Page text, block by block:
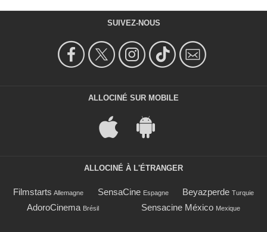
SUIVEZ-NOUS
ALLOCINÉ SUR MOBILE
ALLOCINÉ À L'ÉTRANGER
Filmstarts Allemagne SensaCine Espagne Beyazperde Turquie
AdoroCinema Brésil Sensacine México Mexique